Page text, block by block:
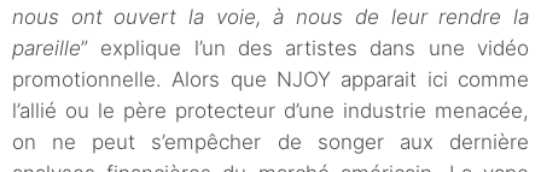
nous ont ouvert la voie, à nous de leur rendre la
pareille” explique l’un des artistes dans une vidéo
promotionnelle. Alors que NJOY apparait ici comme
l’allié ou le père protecteur d’une industrie menacée,
on ne peut s’empêcher de songer aux dernière